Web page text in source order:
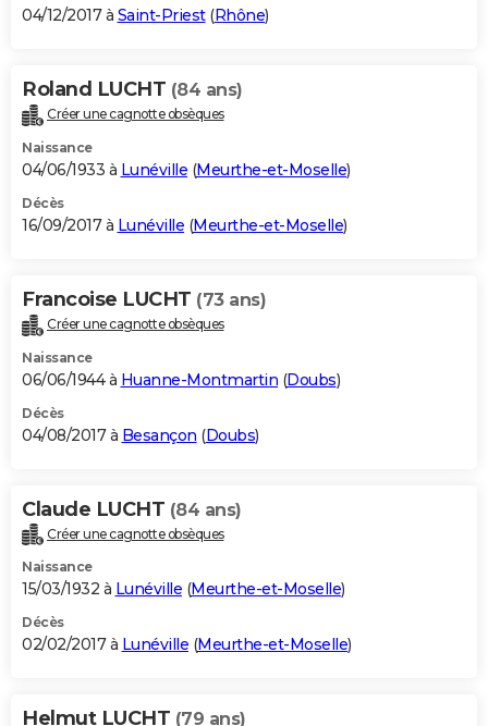
04/12/2017 à Saint-Priest(Rhône)
Roland LUCHT (84 ans)
Créer une cagnotte obsèques
Naissance
04/06/1933 à Lunéville (Meurthe-et-Moselle)
Décès
16/09/2017 à Lunéville (Meurthe-et-Moselle)
Francoise LUCHT (73 ans)
Créer une cagnotte obsèques
Naissance
06/06/1944 à Huanne-Montmartin (Doubs)
Décès
04/08/2017 à Besançon (Doubs)
Claude LUCHT (84 ans)
Créer une cagnotte obsèques
Naissance
15/03/1932 à Lunéville (Meurthe-et-Moselle)
Décès
02/02/2017 à Lunéville (Meurthe-et-Moselle)
Helmut LUCHT (79 ans)